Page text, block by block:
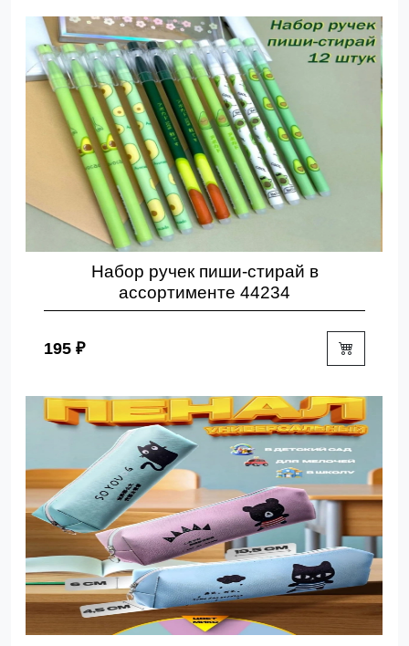
Набор ручек пиши-стирай в
ассортименте 44234
195 ₽